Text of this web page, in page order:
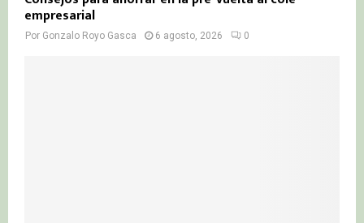
empresarial
Por Gonzalo Royo Gasca 6 agosto, 2026 0